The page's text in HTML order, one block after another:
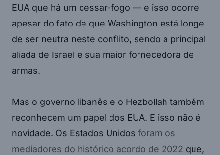
EUA que há um cessar-fogo — e isso ocorre
apesar do fato de que Washington está longe
de ser neutra neste conflito, sendo a principal
aliada de Israel e sua maior fornecedora de
armas.
Mas o governo libanês e o Hezbollah também
reconhecem um papel dos EUA. E isso não é
novidade. Os Estados Unidos foram os
mediadores do histórico acordo de 2022 que,